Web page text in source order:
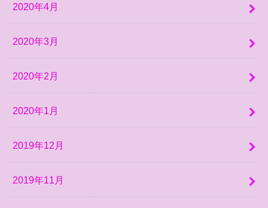
2020年4月
2020年3月
2020年2月
2020年1月
2019年12月
2019年11月